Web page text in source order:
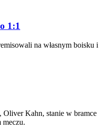
1:1
na własnym boisku i
Oliver Kahn, stanie w bramce
meczu.